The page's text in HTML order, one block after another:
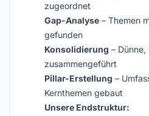
zugeordnet
Gap-Analyse – Themen
gefunden
Konsolidierung –
zusammengeführt
Pillar-Erstellung –
Kernthemen gebaut
Unsere Endstruktur: